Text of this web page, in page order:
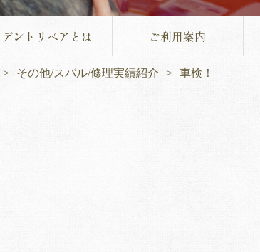
デントリペアとは ご利用案内
その他/スバル/修理実績紹介 車検！